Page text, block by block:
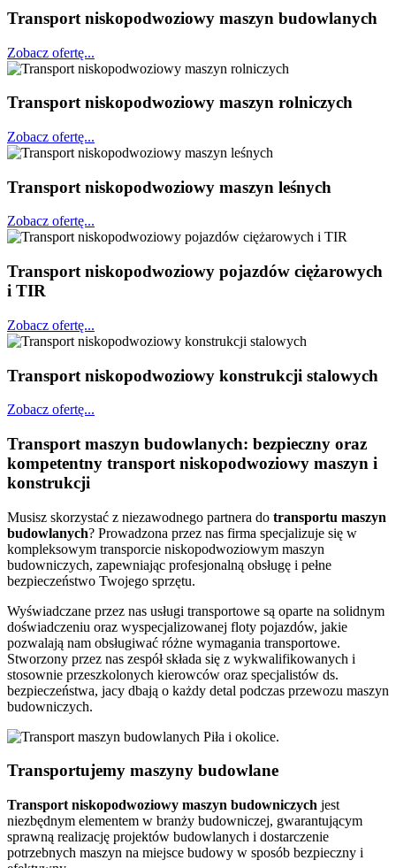
Transport niskopodwoziowy maszyn budowlanych
Zobacz ofertę...
Transport niskopodwoziowy maszyn rolniczych
Zobacz ofertę...
Transport niskopodwoziowy maszyn leśnych
Zobacz ofertę...
Transport niskopodwoziowy pojazdów ciężarowych
i TIR
Zobacz ofertę...
Transport niskopodwoziowy konstrukcji stalowych
Zobacz ofertę...
Transport maszyn budowlanych: bezpieczny oraz
kompetentny transport niskopodwoziowy maszyn i
konstrukcji
Musisz skorzystać z niezawodnego partnera do transportu maszyn
budowlanych? Prowadzona przez nas firma specjalizuje się w
kompleksowym transporcie niskopodwoziowym maszyn
budowniczych, zapewniając profesjonalną obsługę i pełne
bezpieczeństwo Twojego sprzętu.
Wyświadczane przez nas usługi transportowe są oparte na solidnym
doświadczeniu oraz wyspecjalizowanej floty pojazdów, jakie
pozwalają nam obsługiwać różne wymagania transportowe.
Stworzony przez nas zespół składa się z wykwalifikowanych i
stosownie przeszkolonych kierowców oraz specjalistów ds.
bezpieczeństwa, jacy dbają o każdy detal podczas przewozu maszyn
budowniczych.
Transportujemy maszyny budowlane
Transport niskopodwoziowy maszyn budowniczych jest
niezbędnym elementem w branży budowniczej, gwarantującym
sprawną realizację projektów budowlanych i dostarczenie
potrzebnych maszyn na miejsce budowy w sposób bezpieczny i